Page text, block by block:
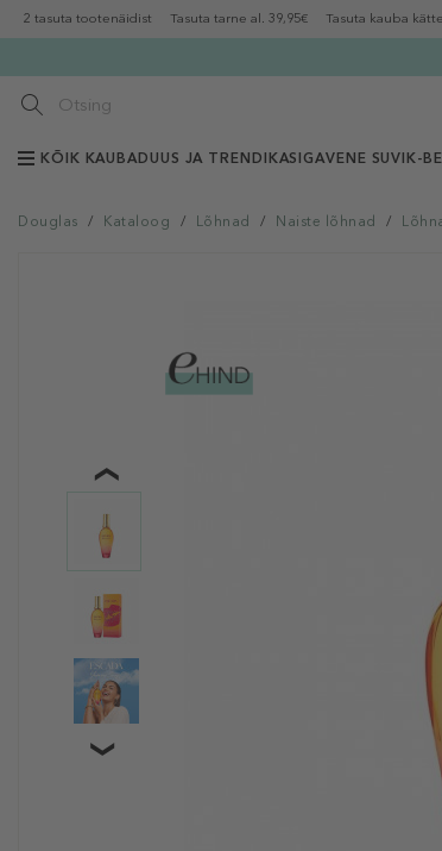
2 tasuta tootenäidist Tasuta tarne al. 39,95€ Tasuta kauba
KÕIK KAUBADUUS JA TRENDIKAS IGAVENE SUVI K-
Douglas / Kataloog / Lõhnad / Naiste lõhnad /